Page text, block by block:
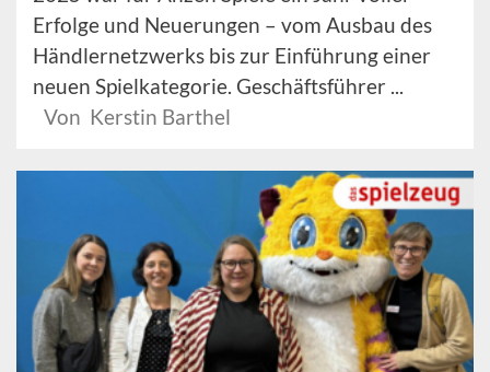
Erfolge und Neuerungen – vom Ausbau des
Händlernetzwerks bis zur Einführung einer
neuen Spielkategorie. Geschäftsführer ...
Von Kerstin Barthel